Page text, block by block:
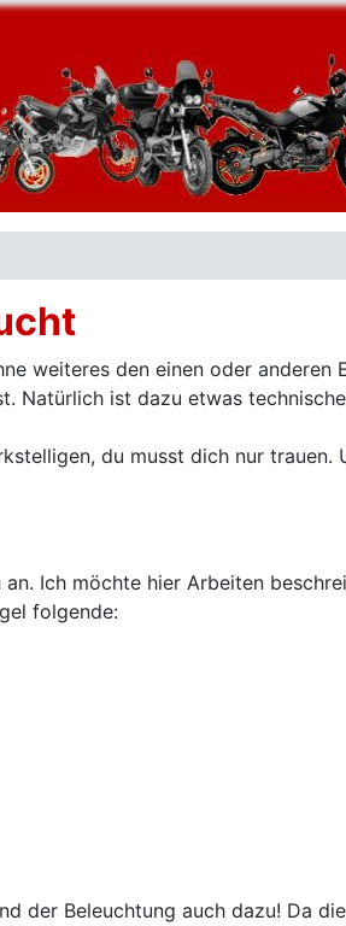
weiteres den einen oder anderen
Natürlich ist dazu etwas
du musst dich nur trauen.
Ich möchte hier Arbeiten
folgende:
der Beleuchtung auch dazu! Da